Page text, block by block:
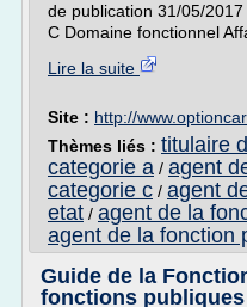
de publication 31/05/
C Domaine fonctionnel
Lire la suite
Site : http://
Thèmes liés : titulaire
categorie a / agent
categorie c / agent
etat / agent de la
agent de la fonction
Guide de la
fonctions publiques